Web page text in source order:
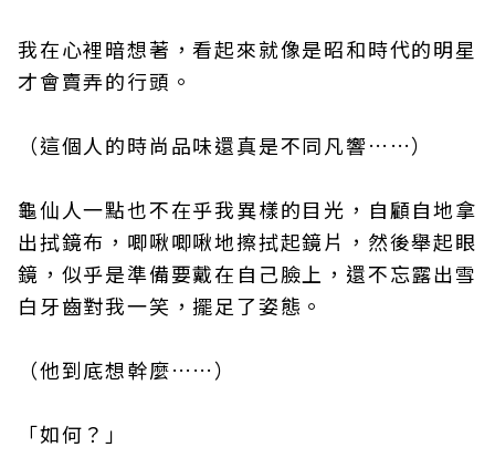
我在心裡暗想著，看起來就像是昭和時代的明星
才會賣弄的行頭。
（這個人的時尚品味還真是不同凡響……）
龜仙人一點也不在乎我異樣的目光，自顧自地拿
出拭鏡布，唧啾唧啾地擦拭起鏡片，然後舉起眼
鏡，似乎是準備要戴在自己臉上，還不忘露出雪
白牙齒對我一笑，擺足了姿態。
（他到底想幹麼……）
「如何？」